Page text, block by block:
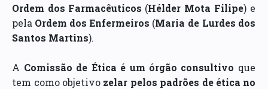
Ordem dos Farmacêuticos (Hélder Mota Filipe) e
pela Ordem dos Enfermeiros (Maria de Lurdes dos
Santos Martins).
A Comissão de Ética é um órgão consultivo que
tem como objetivo zelar pelos padrões de ética no